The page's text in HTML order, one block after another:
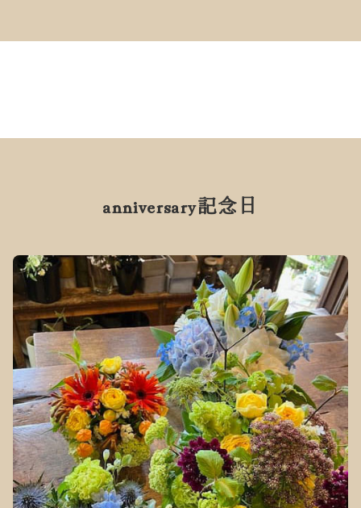
anniversary記念日